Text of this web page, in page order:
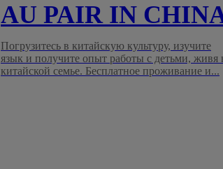
AU PAIR IN
Погрузитесь в китайскую культуру, изучите
язык и получите опыт работы с детьми, живя
китайской семье. Бесплатное проживание и...